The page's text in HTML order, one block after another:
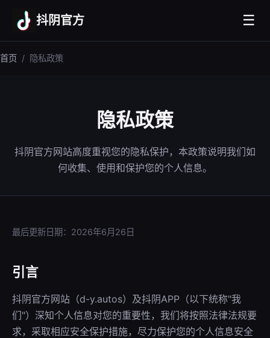
抖阴官方 ☰
首页 / 隐私政策
隐私政策
抖阴官方网站高度重视您的隐私保护，本政策说明我们如
何收集、使用和保护您的个人信息。
最后更新日期：2026年6月26日
引言
抖阴官方网站（d-y.autos）及抖阴APP（以下统称"我
们"）深知个人信息对您的重要性，我们将按照法律法规要
求，采取相应安全保护措施，尽力保护您的个人信息安全